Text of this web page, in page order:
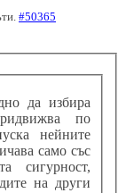
#50365
да избира
по
нейните
само със
сигурност,
на други